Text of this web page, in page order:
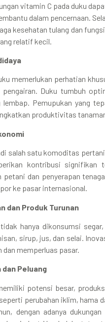
vitamin C pada duku
dalam pencernaan.
kesehatan tulang dan
relatif kecil.
memerlukan perhatian
Duku tumbuh
Pemupukan yang
produktivitas
salah satu komoditas
kontribusi signifikan
petani dan penyerapan
ke pasar internasional.
dan Produk Turunan
hanya dikonsumsi
sirup, jus, dan selai.
dan memperluas pasar.
dan Peluang
potensi besar,
perubahan iklim, hama
dengan adanya